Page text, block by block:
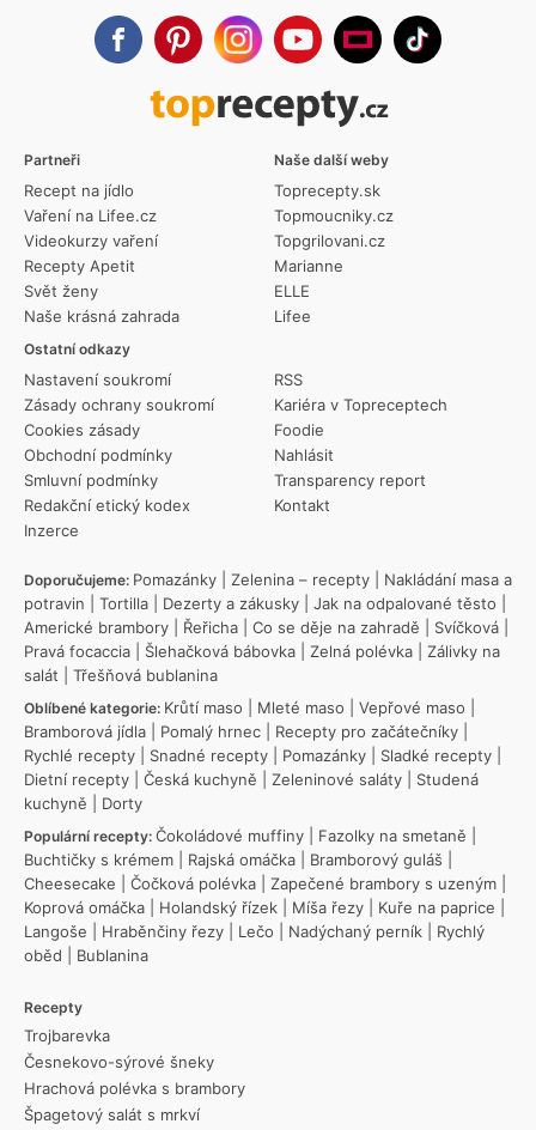
Partneři
Recept na jídlo
Vaření na Lifee.cz
Videokurzy vaření
Recepty Apetit
Svět ženy
Naše krásná zahrada
Ostatní odkazy
Nastavení soukromí
Zásady ochrany soukromí
Cookies zásady
Obchodní podmínky
Smluvní podmínky
Redakční etický kodex
Inzerce
RSS
Kariéra v Topreceptech
Foodie
Nahlásit
Transparency report
Kontakt
Naše další weby
Toprecepty.sk
Topmoucniky.cz
Topgrilovani.cz
Marianne
ELLE
Lifee
Doporučujeme: Pomazánky Zelenina – recepty
Nakládání masa a
potravin
Tortilla Dezerty a zákusky Jak na odpalované těsto
Americké brambory
Řeřicha Co se děje na zahradě Svíčková
Pravá focaccia
Šlehačková bábovka Zelná polévka
Zálivky na
salát
Třešňová bublanina
Oblíbené kategorie: Krůtí maso Mleté maso Vepřové maso
Bramborová jídla
Pomalý hrnec Recepty pro začátečníky
Rychlé recepty
Snadné recepty Pomazánky Sladké recepty
Dietní recepty
Česká kuchyně Zeleninové saláty
Studená
kuchyně
Dorty
Populární recepty: Čokoládové muffiny Fazolky na smetaně
Buchtičky s krémem
Rajská omáčka Bramborový guláš
Cheesecake
Čočková polévka Zapečené brambory s uzeným
Koprová omáčka
Holandský řízek Míša řezy Kuře na paprice
Langoše
Hraběnčiny řezy Lečo Nadýchaný perník
Rychlý
oběd
Bublanina
Recepty
Trojbarevka
Česnekovo-sýrové šneky
Hrachová polévka s brambory
Špagetový salát s mrkví